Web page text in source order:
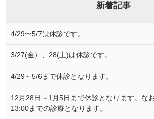
新着記事
4/29〜5/7は休診です。
3/27(金）、28(土)は休診です。
4/29～5/6まで休診となります。
12月28日～1月5日まで休診となります。な
13:00までの診療となります。